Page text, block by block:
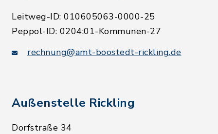
Leitweg-ID: 010605063-0000-25
Peppol-ID: 0204:01-Kommunen-27
rechnung@amt-boostedt-rickling.de
Außenstelle Rickling
Dorfstraße 34